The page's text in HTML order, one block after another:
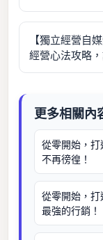
【獨立經營自
經營心法攻略
更多相關內
從零開始，打
不再徬徨！
從零開始，
最強的行銷！